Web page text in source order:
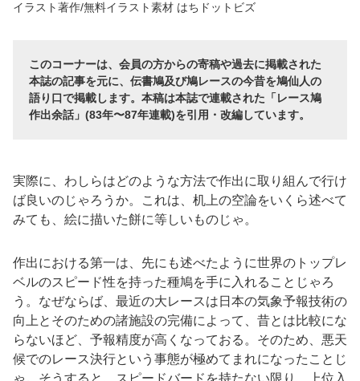
イラスト著作/無料イラスト素材 はちドットビズ
このコーナーは、会員の方からの寄稿や過去に掲載された
本誌の記事を元に、伝書鳩及び鳩レースの今昔を鳩仙人の
語り口で掲載します。本稿は本誌で連載された「レース鳩
作出余話」(83年〜87年連載)を引用・改編しています。
実際に、わしらはどのような方法で作出に取り組んで行け
ば良いのじゃろうか。これは、机上の空論をいくら述べて
みても、絵に描いた餅に等しいものじゃ。
作出における第一は、先にも述べたように世界のトップレ
ベルのスピード性を持った種鳩を手に入れることじゃろ
う。なぜならば、最近の大レースは日本の気象予報技術の
向上とそのための諸施設の完備によって、昔とは比較にな
らないほど、予報精度が高くなっておる。そのため、悪天
候でのレース決行という事態が極めてまれになったことじ